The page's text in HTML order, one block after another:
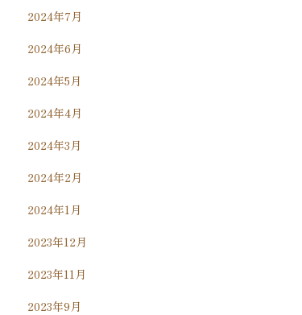
2024年7月
2024年6月
2024年5月
2024年4月
2024年3月
2024年2月
2024年1月
2023年12月
2023年11月
2023年9月